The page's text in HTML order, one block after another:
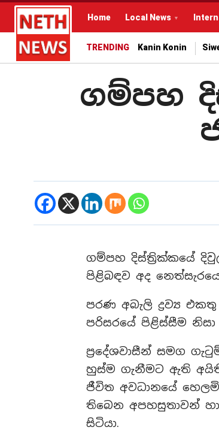
Home Local News
TRENDING Kanin Konin
ගම්පහ
ගම්පහ දිස්ත්‍රික්කයේ
පිළිබඳව අද
පරණ අබැලි ද්‍රව්‍ය
පරිසරයේ පිළිස්සීම නිසා
ප්‍රදේශවාසීන් සමග
හුස්ම ගැනීමට ඇති
ජීවිත අවධානයේ
තිබෙන අපහසුතාවන්
සිටියා.